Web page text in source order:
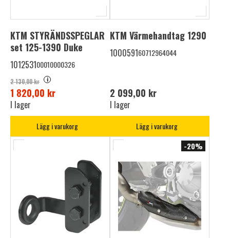
KTM STYRÄNDSSPEGLAR
set 125-1390 Duke
101253100010000326
2 130,00 kr i
1 820,00 kr
I lager
Lägg i varukorg
KTM Värmehandtag 1290
100059160712964044
2 099,00 kr
I lager
Lägg i varukorg
-20%